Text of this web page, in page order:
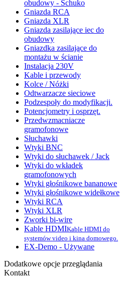
obudowy - Schuko
Gniazda RCA
Gniazda XLR
Gniazda zasilające iec do
obudowy
Gniazdka zasilające do
montażu w ścianie
Instalacja 230V
Kable i przewody
Kolce / Nóżki
Odtwarzacze sieciowe
Podzespoły do modyfikacji.
Potencjometry i osprzęt.
Przedwzmacniacze
gramofonowe
Słuchawki
Wtyki BNC
Wtyki do słuchawek / Jack
Wtyki do wkładek
gramofonowych
Wtyki głośnikowe bananowe
Wtyki głośnikowe widełkowe
Wtyki RCA
Wtyki XLR
Zworki bi-wire
Kable HDMIKable HDMI do
systemów video i kina domowego.
EX-Demo - Używane
Dodatkowe opcje przeglądania
Kontakt